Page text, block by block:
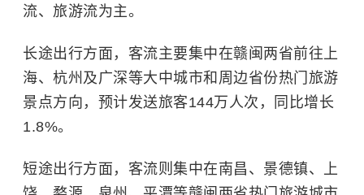
流、旅游流为主。
长途出行方面，客流主要集中在赣闽两省前往上
海、杭州及广深等大中城市和周边省份热门旅游
景点方向，预计发送旅客144万人次，同比增长
1.8%。
短途出行方面，客流则集中在南昌、景德镇、上